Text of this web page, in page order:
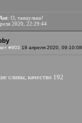
: О, танцульки!
2020, 22:29:44
#903 19 апреля 2020, 09:10:08
сливы, качество 192